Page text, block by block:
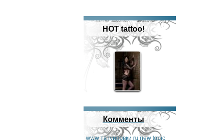
HOT tattoo!
Комменты
www татуировки ru new topic